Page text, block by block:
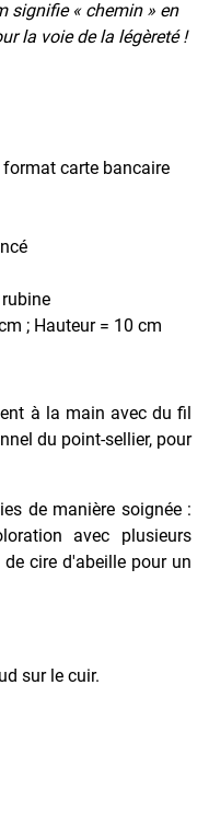
signifie « chemin » en
la voie de la légèreté !
carte bancaire
; Hauteur = 10 cm
à la main avec du fil
du point-sellier, pour
de manière soignée :
avec plusieurs
cire d'abeille pour un
sur le cuir.